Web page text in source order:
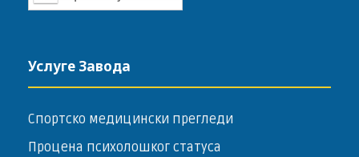
Услуге Завода
Спортско медицински прегледи
Процена психолошког статуса